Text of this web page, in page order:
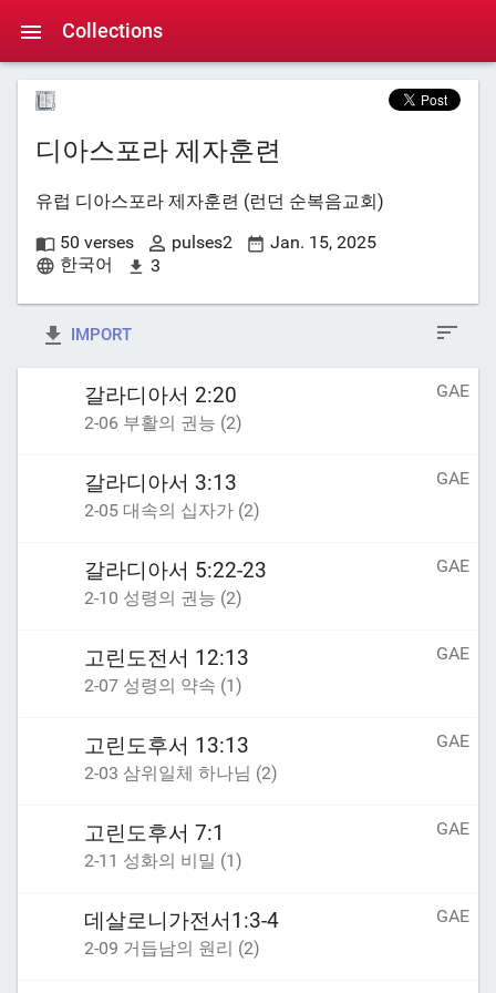
Collections
디아스포라 제자훈련
유럽 디아스포라 제자훈련 (런던 순복음교회)
50 verses
pulses2
Jan. 15, 2025
한국어
3
IMPORT
갈라디아서 2:20 GAE
2-06 부활의 권능 (2)
갈라디아서 3:13 GAE
2-05 대속의 십자가 (2)
갈라디아서 5:22-23 GAE
2-10 성령의 권능 (2)
고린도전서 12:13 GAE
2-07 성령의 약속 (1)
고린도후서 13:13 GAE
2-03 삼위일체 하나님 (2)
고린도후서 7:1 GAE
2-11 성화의 비밀 (1)
데살로니가전서1:3-4 GAE
2-09 거듭남의 원리 (2)